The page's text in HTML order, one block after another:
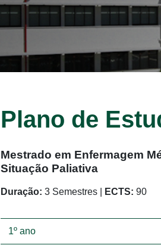
Plano de
Mestrado em Enfermagem
Situação Paliativa
Duração: 3 Semestres ECTS: 90
1º ano